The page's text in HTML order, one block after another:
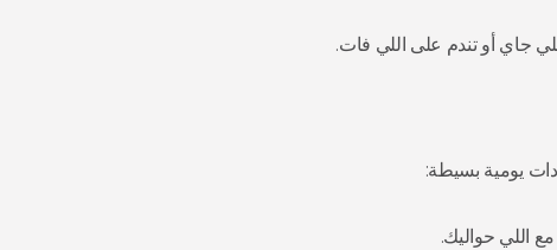
جاي أو تندم على اللي فات.
يومية بسيطة:
مع اللي حواليك.